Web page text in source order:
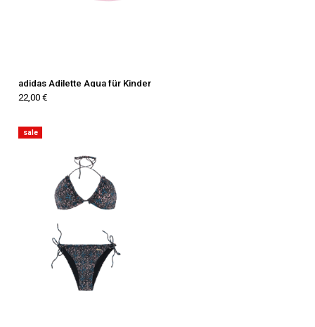
adidas Adilette Aqua für Kinder
22,00 €
sale